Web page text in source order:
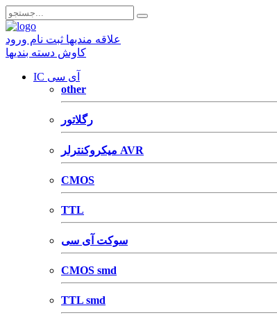
علاقه مندیها ثبت نام ورود
کاوش دسته بندیها
IC آی سی
other
رگلاتور
میکروکنترلر AVR
CMOS
TTL
سوکت آی سی
CMOS smd
TTL smd